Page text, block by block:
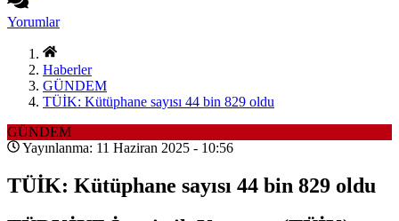
Yorumlar
Haberler
GÜNDEM
TÜİK: Kütüphane sayısı 44 bin 829 oldu
GÜNDEM
Yayınlanma: 11 Haziran 2025 - 10:56
TÜİK: Kütüphane sayısı 44 bin 829 oldu